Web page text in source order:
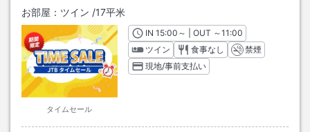
お部屋： ツイン /17平米
タイムセール
INチェックイン
15:00 ～ | OUT チェックアウト
～11:00
ツイン
食事なし
禁煙
現地/事前支払い